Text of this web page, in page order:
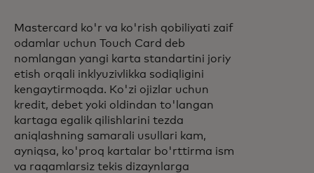
Mastercard ko'r va ko'rish qobiliyati zaif
odamlar uchun Touch Card deb
nomlangan yangi karta standartini joriy
etish orqali inklyuzivlikka sodiqligini
kengaytirmoqda. Ko'zi ojizlar uchun
kredit, debet yoki oldindan to'langan
kartaga egalik qilishlarini tezda
aniqlashning samarali usullari kam,
ayniqsa, ko'proq kartalar bo'rttirma ism
va raqamlarsiz tekis dizaynlarga